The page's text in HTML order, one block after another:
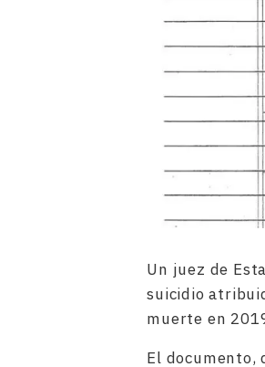
Un juez de
suicidio
muerte en
El documento,